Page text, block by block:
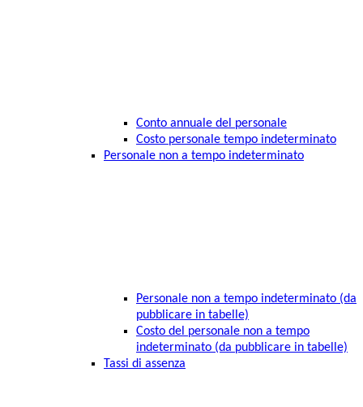
Conto annuale del personale
Costo personale tempo indeterminato
Personale non a tempo indeterminato
Personale non a tempo indeterminato (da
pubblicare in tabelle)
Costo del personale non a tempo
indeterminato (da pubblicare in tabelle)
Tassi di assenza